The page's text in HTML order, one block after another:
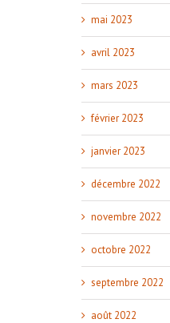
mai 2023
avril 2023
mars 2023
février 2023
janvier 2023
décembre 2022
novembre 2022
octobre 2022
septembre 2022
août 2022